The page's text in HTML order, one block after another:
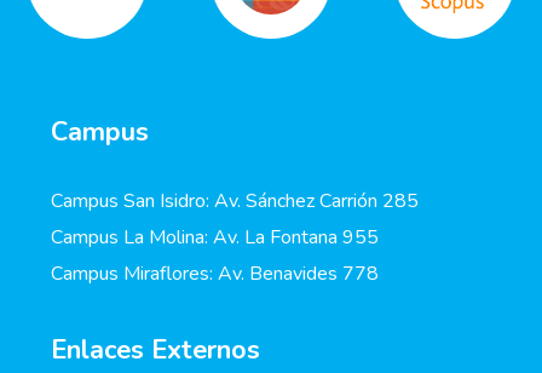
Campus
Campus San Isidro: Av. Sánchez Carrión 285
Campus La Molina: Av. La Fontana 955
Campus Miraflores: Av. Benavides 778
Enlaces Externos